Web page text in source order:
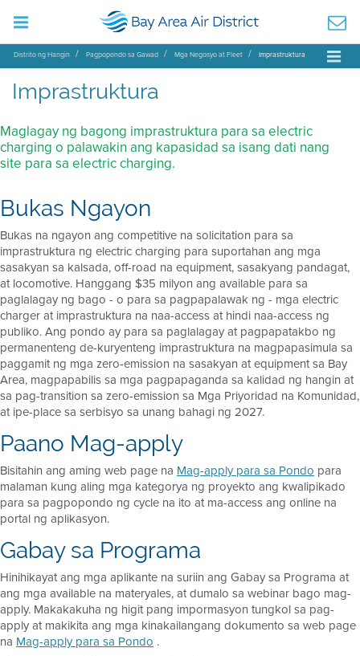
Distrito ng Hangin Pagpopondo sa Gawad Mga Negosyo at Fleet Imprastruktura
Imprastruktura
Maglagay ng bagong imprastruktura para sa electric
charging o palawakin ang kapasidad sa isang dati nang
site para sa electric charging.
Bukas Ngayon
Bukas na ngayon ang competitive na solicitation para sa
imprastruktura ng electric charging para suportahan ang mga
sasakyan sa kalsada, off-road na equipment, sasakyang pandagat,
at locomotive. Hanggang $35 milyon ang available para sa
paglalagay ng bago - o para sa pagpapalawak ng - mga electric
charger at imprastruktura na naa-access at hindi naa-access ng
publiko. Ang pondo ay para sa paglalagay at pagpapatakbo ng
permanenteng de-kuryenteng imprastruktura na magpapasimula sa
paggamit ng mga zero-emission na sasakyan at equipment sa Bay
Area, magpapabilis sa mga pagpapaganda sa kalidad ng hangin at
sa pag-transition sa zero-emission sa Mga Priyoridad na Komunidad,
at ipe-place sa serbisyo sa unang bahagi ng 2027.
Paano Mag-apply
Bisitahin ang aming web page na Mag-apply para sa Pondo para
malaman kung aling mga kategorya ng proyekto ang kwalipikado
para sa pagpopondo ng cycle na ito at ma-access ang online na
portal ng aplikasyon.
Gabay sa Programa
Hinihikayat ang mga aplikante na suriin ang Gabay sa Programa at
ang mga available na materyales, at dumalo sa webinar bago mag-
apply. Makakakuha ng higit pang impormasyon tungkol sa pag-
apply at makikita ang mga kinakailangang dokumento sa web page
na Mag-apply para sa Pondo .